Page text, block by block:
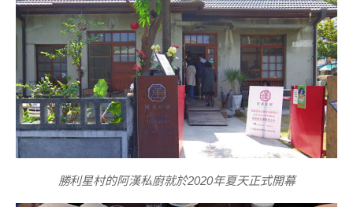
勝利星村的阿漢私廚就於2020年夏天正式開幕